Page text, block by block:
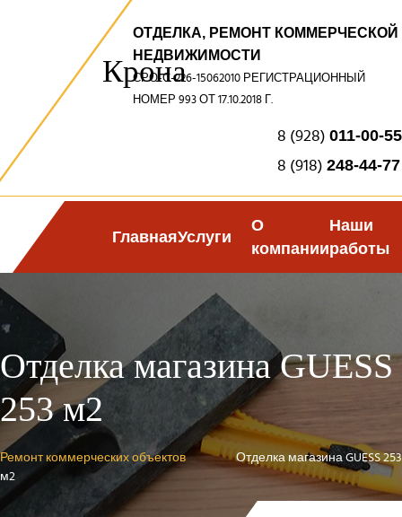
Крона
ОТДЕЛКА, РЕМОНТ КОММЕРЧЕСКОЙ
НЕДВИЖИМОСТИ
СРО-С-226-15062010 РЕГИСТРАЦИОННЫЙ
НОМЕР 993 ОТ 17.10.2018 Г.
8 (928) 011-00-55
8 (918) 248-44-77
ГлавнаяУслуги
О
компании
Наши
работы
Отделка магазина GUESS
253 м2
Ремонт коммерческих объектов
Отделка магазина GUESS 253
м2